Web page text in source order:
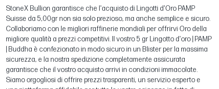
StoneX Bullion garantisce che l'acquisto di Lingotti d'Oro PAMP
Suisse da 5,00gr non sia solo prezioso, ma anche semplice e sicuro.
Collaboriamo con le migliori raffinerie mondiali per offrirvi Oro della
migliore qualità a prezzi competitivi. Il vostro 5 gr Lingotto d'oro | PAMP
| Buddha è confezionato in modo sicuro in un Blister per la massima
sicurezza, e la nostra spedizione completamente assicurata
garantisce che il vostro acquisto arrivi in condizioni immacolate.
Siamo orgogliosi di offrire prezzi trasparenti, un servizio esperto e